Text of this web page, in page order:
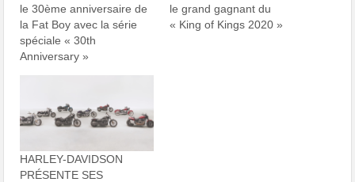
le 30ème anniversaire de
la Fat Boy avec la série
spéciale « 30th
Anniversary »
le grand gagnant du
« King of Kings 2020 »
HARLEY-DAVIDSON
PRÉSENTE SES